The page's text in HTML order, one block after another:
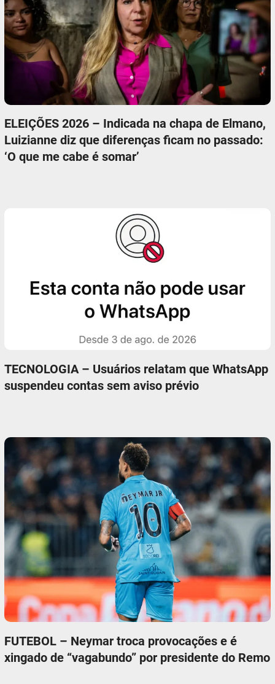
ELEIÇÕES 2026 – Indicada na chapa de Elmano,
Luizianne diz que diferenças ficam no passado:
‘O que me cabe é somar’
TECNOLOGIA – Usuários relatam que WhatsApp
suspendeu contas sem aviso prévio
FUTEBOL – Neymar troca provocações e é
xingado de “vagabundo” por presidente do Remo